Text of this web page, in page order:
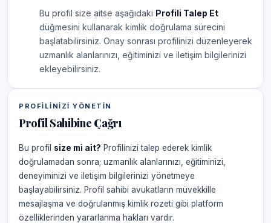
Bu profil size aitse aşağıdaki Profili Talep Et
düğmesini kullanarak kimlik doğrulama sürecini
başlatabilirsiniz. Onay sonrası profilinizi düzenleyerek
uzmanlık alanlarınızı, eğitiminizi ve iletişim bilgilerinizi
ekleyebilirsiniz.
PROFILINIZI YÖNETIN
Profil Sahibine Çağrı
Bu profil size mi ait? Profilinizi talep ederek kimlik
doğrulamadan sonra; uzmanlık alanlarınızı, eğitiminizi,
deneyiminizi ve iletişim bilgilerinizi yönetmeye
başlayabilirsiniz. Profil sahibi avukatların müvekkille
mesajlaşma ve doğrulanmış kimlik rozeti gibi platform
özelliklerinden yararlanma hakları vardır.